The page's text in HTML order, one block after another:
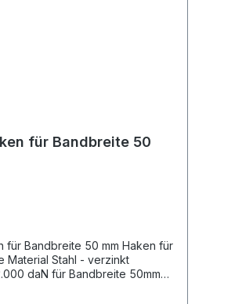
für Bandbreite 50
Bandbreite 50 mm Haken für
Material Stahl - verzinkt
daN für Bandbreite 50mm